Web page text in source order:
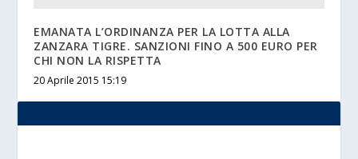
EMANATA L’ORDINANZA PER LA LOTTA ALLA
ZANZARA TIGRE. SANZIONI FINO A 500 EURO PER
CHI NON LA RISPETTA
20 Aprile 2015 15:19